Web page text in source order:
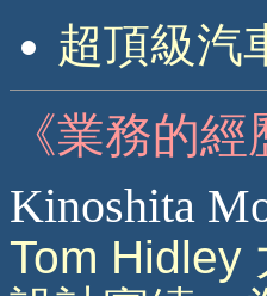
超頂級汽
《業務的經
Kinoshita
Tom Hidley